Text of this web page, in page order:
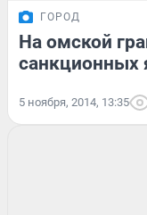
ГОРОД
На омской
санкционных
5 ноября, 2014, 13:35